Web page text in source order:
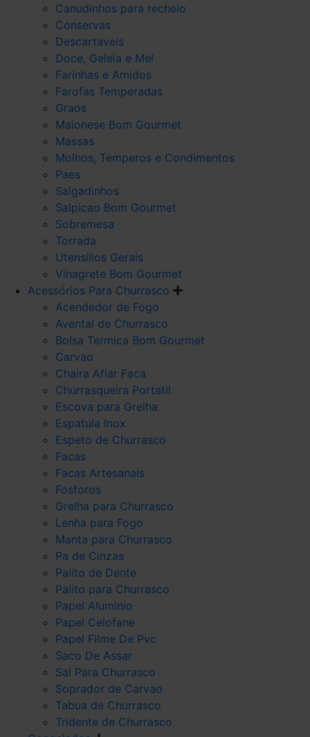
Canudinhos para recheio
Conservas
Descartaveis
Doce, Geleia e Mel
Farinhas e Amidos
Farofas Temperadas
Graos
Maionese Bom Gourmet
Massas
Molhos, Temperos e Condimentos
Paes
Salgadinhos
Salpicao Bom Gourmet
Sobremesa
Torrada
Utensilios Gerais
Vinagrete Bom Gourmet
Acessórios Para Churrasco
Acendedor de Fogo
Avental de Churrasco
Bolsa Termica Bom Gourmet
Carvao
Chaira Afiar Faca
Churrasqueira Portatil
Escova para Grelha
Espatula Inox
Espeto de Churrasco
Facas
Facas Artesanais
Fosforos
Grelha para Churrasco
Lenha para Fogo
Manta para Churrasco
Pa de Cinzas
Palito de Dente
Palito para Churrasco
Papel Aluminio
Papel Celofane
Papel Filme De Pvc
Saco De Assar
Sal Para Churrasco
Soprador de Carvao
Tabua de Churrasco
Tridente de Churrasco